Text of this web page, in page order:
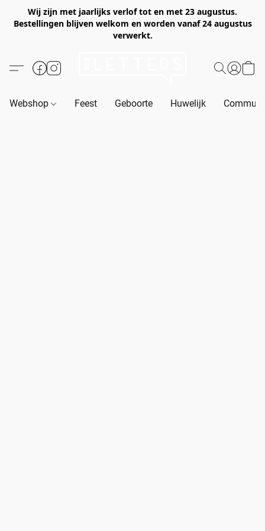
Wij zijn met jaarlijks verlof tot en met 23 augustus.
Bestellingen blijven welkom en worden vanaf 24 augustus
verwerkt.
Webshop Feest Geboorte Huwelijk